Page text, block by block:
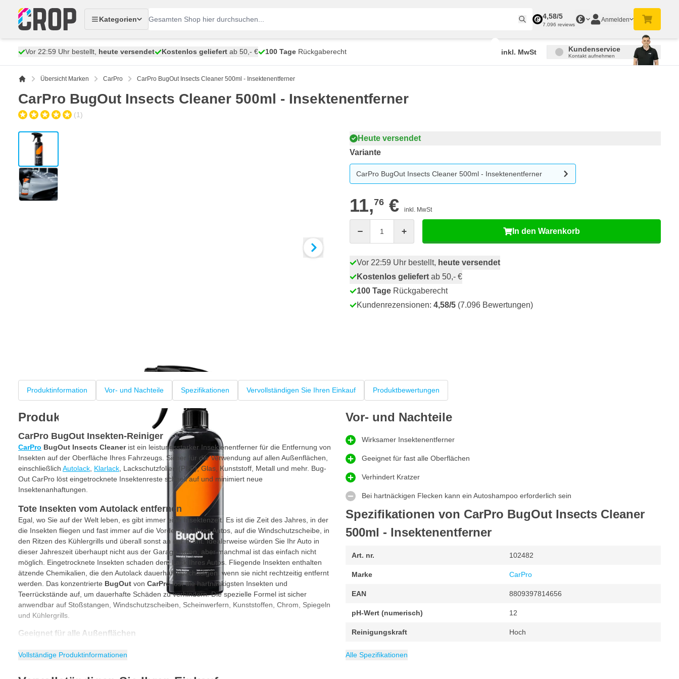
Kategorien
4,58/5
7.096 reviews
€ Anmelden
Vor 22:59 Uhr bestellt, heute versendet Kostenlos geliefert ab 50,- € 100 Tage Rückgaberecht inkl. MwSt Kundenservice
Kontakt aufnehmen
Übersicht Marken CarPro CarPro BugOut Insects Cleaner 500ml - Insektenentferner
CarPro BugOut Insects Cleaner 500ml - Insektenentferner
(1)
View larger image
View larger image
Heute versendet
Variante
CarPro BugOut Insects Cleaner 500ml - Insektenentferner
11,76 € inkl. MwSt
In den Warenkorb
Vor 22:59 Uhr bestellt, heute versendet
Kostenlos geliefert ab 50,- €
100 Tage Rückgaberecht
Kundenrezensionen: 4,58/5 (7.096 Bewertungen)
Produktinformation Vor- und Nachteile Spezifikationen Vervollständigen Sie Ihren Einkauf Produktbewertungen
Produktinformation
CarPro BugOut Insekten-Reiniger
CarPro BugOut Insects Cleaner ist ein leistungsstarker Insektenentferner für die Entfernung von
Insekten auf der Oberfläche Ihres Fahrzeugs. Sicher für die Verwendung auf allen Außenflächen,
einschließlich Autolack Klarlack , Lackschutzfolien (PPF), Glas, Kunststoff, Metall und mehr. Bug-
Out CarPro löst eingetrocknete Insektenreste schnell auf und minimiert neue
Insektenanhaftungen.
Tote Insekten vom Autolack entfernen
Egal, wo Sie auf der Welt leben, es gibt immer eine Insektenzeit. Es ist die Zeit des Jahres, in der
die Insekten fliegen und fast immer auf die Vorderseite Ihres Autos, auf die Windschutzscheibe, in
den Ritzen des Kühlergrills und überall sonst an der Front. Idealerweise würden Sie Ihr Auto in
dieser Jahreszeit überhaupt nicht aus der Garage holen, aber manchmal ist das einfach nicht
möglich. Eingetrocknete Insekten schaden dem Lack Ihres Autos. Fliegende Insekten enthalten
ätzende Chemikalien, die den Autolack dauerhaft beschädigen, wenn sie nicht rechtzeitig entfernt
werden. Das konzentrierte BugOut von CarProlöst die hartnäckigsten Insekten und
Teerrückstände auf, um dauerhafte Schäden zu verhindern. Die spezielle Formel ist sicher
anwendbar auf Stoßstangen, Windschutzscheiben, Scheinwerfern, Kunststoffen, Chrom, Spiegeln
und Kühlergrills.
Geeignet für alle Außenflächen
Verwenden Sie den Insektenentferner als Teil Ihrer regelmäßigen Waschroutine, damit Sie sich
Vollständige Produktinformationen
Vor- und Nachteile
Wirksamer Insektenentferner
Geeignet für fast alle Oberflächen
Verhindert Kratzer
Bei hartnäckigen Flecken kann ein Autoshampoo erforderlich sein
Spezifikationen von CarPro BugOut Insects Cleaner
500ml - Insektenentferner
Art. nr. 102482
Marke CarPro
EAN 8809397814656
pH-Wert (numerisch) 12
Reinigungskraft Hoch
pH-Wert Alkalisch
Geeignet als Snow Foam
Konzentration
Packung
Gewicht
Geeignet für
Inhalt 500 ml
Kategorie
Alle Spezifikationen